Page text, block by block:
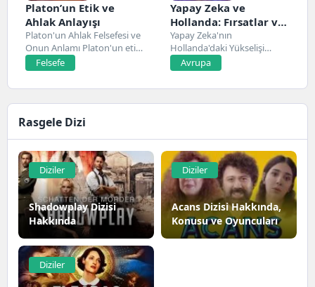
Platon’un Etik ve
Ahlak Anlayışı
Platon'un Ahlak Felsefesi ve
Onun Anlamı Platon'un etik
ve ahlak...
Felsefe
Yapay Zeka ve
Hollanda: Fırsatlar ve
Zorluklar
Yapay Zeka'nın
Hollanda'daki Yükselişi
Hollanda, son yıllarda yapay
zeka alanında...
Avrupa
Rasgele Dizi
Diziler
Shadowplay Dizisi
Hakkında
Diziler
Acans Dizisi Hakkında,
Konusu ve Oyuncuları
Diziler